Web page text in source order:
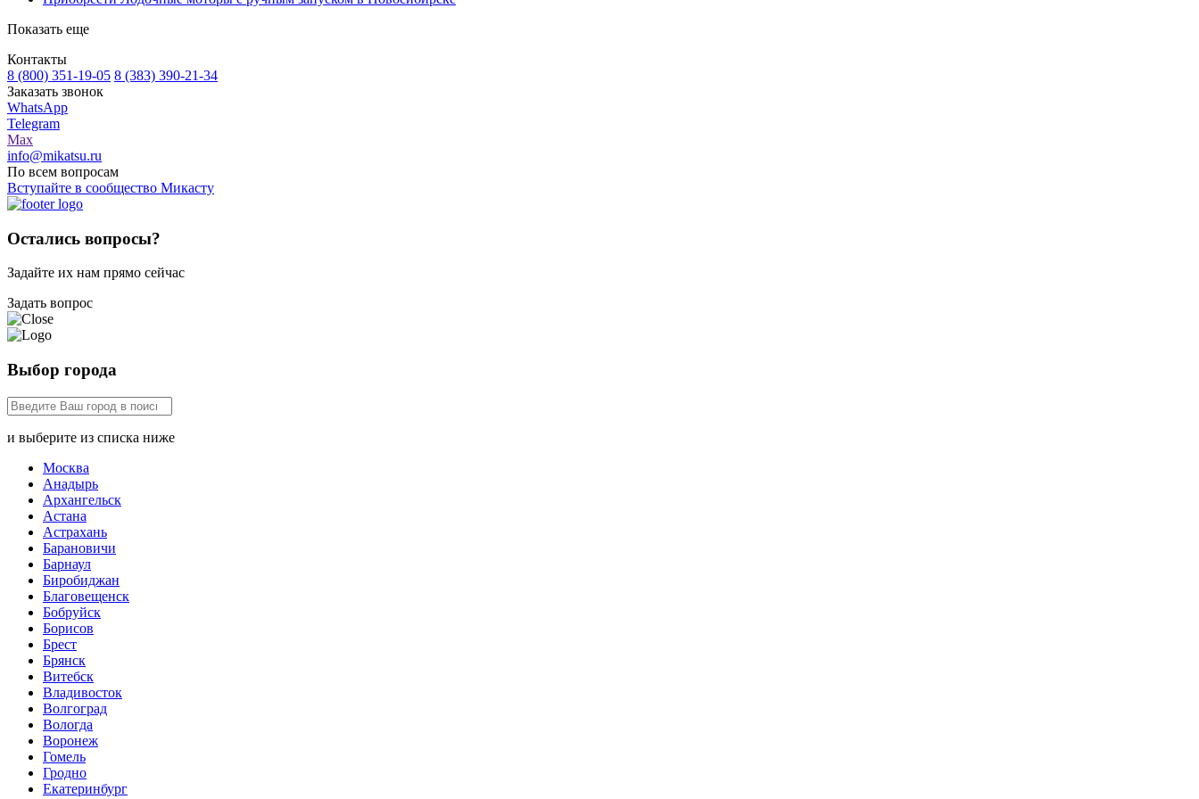
Показать еще
Контакты
8 (800) 351-19-05 8 (383) 390-21-34
Заказать звонок
WhatsApp
Telegram
Max
info@mikatsu.ru
По всем вопросам
Вступайте в сообщество Микасту
Остались вопросы?
Задайте их нам прямо сейчас
Задать вопрос
Выбор города
и выберите из списка ниже
Москва
Анадырь
Архангельск
Астана
Астрахань
Барановичи
Барнаул
Биробиджан
Благовещенск
Бобруйск
Борисов
Брест
Брянск
Витебск
Владивосток
Волгоград
Вологда
Воронеж
Гомель
Гродно
Екатеринбург